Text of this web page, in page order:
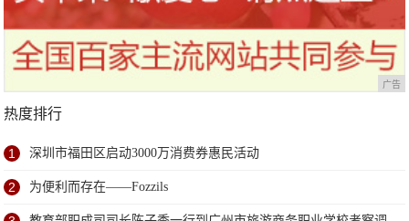
广告
热度排行
1 深圳市福田区启动3000万消费券惠民活动
2 为便利而存在——Fozzils